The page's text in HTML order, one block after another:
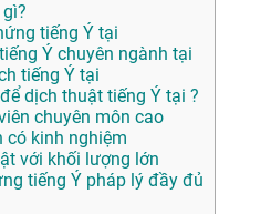
tiếng Ý tại
Ý chuyên ngành tại
tiếng Ý tại
dịch thuật tiếng Ý tại ?
chuyên môn cao
có kinh nghiệm
với khối lượng lớn
tiếng Ý pháp lý đầy đủ